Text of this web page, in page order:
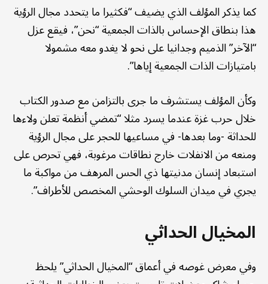
كما يذكر المؤلف الذي يضيف “فكثيرا ما يتحدد مجال الرؤية
هذا بنطاق الإحساس بالذات الجمعية “نحن”، فيقع عزل
“الآخر” الذميم وجدانيا على نحو لا يغدو معه مشمولا
بامتيازات الذات الجمعية إياها”.
وكأن المؤلف يستشرف ما جرى بالتزامن مع صدور الكتاب
خلال حرب غزة عندما يسرد مثلا “تمضي أنظمة تعلن ولاءها
للحداثة -وما بعدها- في مساعيها للحجر على مجال الرؤية
ومنعه من الانفلات خارج نطاقات مرغوبة، فهي تحرص على
استبعاد إنسان مدنيتها ذي الحس المرهف من مواكبة ما
يجري في ميدان السلوك الوحشي المخصص للأطراف”.
المخيال الحداثي
وفي معرض غوصه في أعماق “المخيال الحداثي” يلحظ